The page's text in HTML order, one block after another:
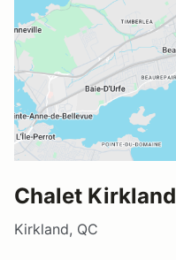
Chalet Kirkland
Kirkland, QC